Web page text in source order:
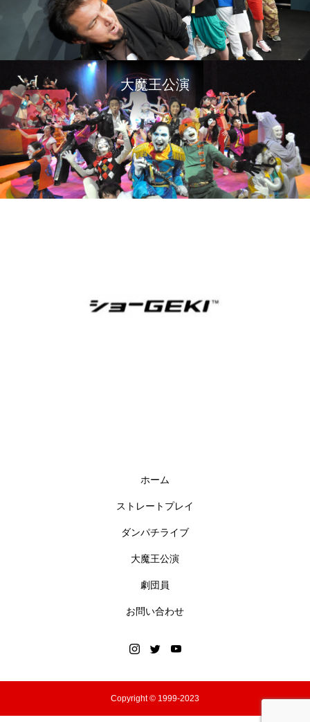
大魔王公演
ホーム
ストレートプレイ
ダンパチライブ
大魔王公演
劇団員
お問い合わせ
Copyright © 1999-2023